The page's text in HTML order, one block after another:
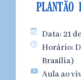
PLANTÃO
Data: 21
Horário:
Brasília)
Aula ao